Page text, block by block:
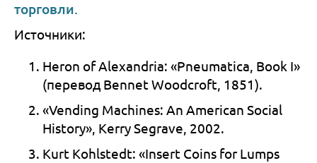
торговли.
Источники:
Heron of Alexandria: «Pneumatica, Book I»
(перевод Bennet Woodcroft, 1851).
«Vending Machines: An American Social
History», Kerry Segrave, 2002.
Kurt Kohlstedt: «Insert Coins for Lumps